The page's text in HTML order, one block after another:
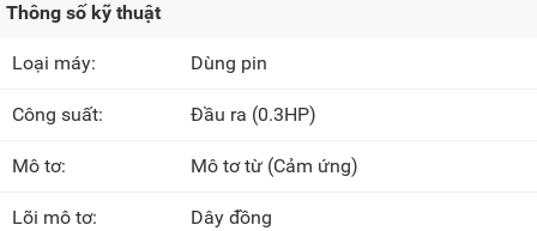
Thông số kỹ thuật
Loại máy: Dùng pin
Công suất: Đầu ra (0.3HP)
Mô tơ: Mô tơ từ (Cảm ứng)
Lõi mô tơ: Dây đồng